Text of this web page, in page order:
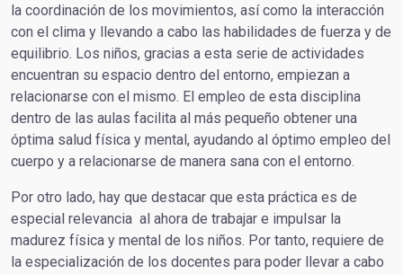
la coordinación de los movimientos, así como la interacción
con el clima y llevando a cabo las habilidades de fuerza y de
equilibrio. Los niños, gracias a esta serie de actividades
encuentran su espacio dentro del entorno, empiezan a
relacionarse con el mismo. El empleo de esta disciplina
dentro de las aulas facilita al más pequeño obtener una
óptima salud física y mental, ayudando al óptimo empleo del
cuerpo y a relacionarse de manera sana con el entorno.
Por otro lado, hay que destacar que esta práctica es de
especial relevancia al ahora de trabajar e impulsar la
madurez física y mental de los niños. Por tanto, requiere de
la especialización de los docentes para poder llevar a cabo